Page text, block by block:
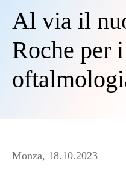
Al via il
Roche per
Monza, 18.10.2023